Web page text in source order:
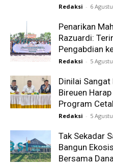
Redaksi - 6
Penarikan
Razuardi:
Pengabdian
Redaksi - 5
Dinilai
Bireuen
Program
Redaksi - 5
Tak Sekadar
Bangun
Bersama